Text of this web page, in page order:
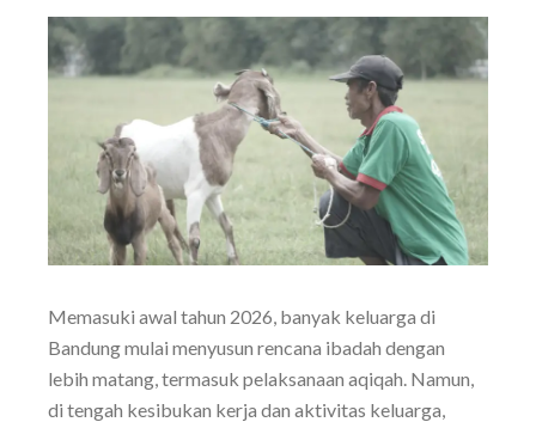
Memasuki awal tahun 2026, banyak keluarga di
Bandung mulai menyusun rencana ibadah dengan
lebih matang, termasuk pelaksanaan aqiqah. Namun,
di tengah kesibukan kerja dan aktivitas keluarga,